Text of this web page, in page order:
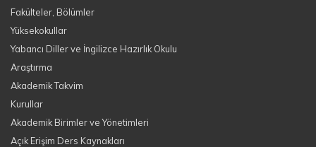
Fakülteler, Bölümler
Yüksekokullar
Yabancı Diller ve İngilizce Hazırlık Okulu
Araştırma
Akademik Takvim
Kurullar
Akademik Birimler ve Yönetimleri
Açık Erişim Ders Kaynakları